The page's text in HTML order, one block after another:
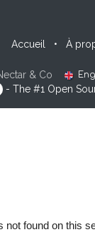
Accueil • À
& Co
- The #1 Open